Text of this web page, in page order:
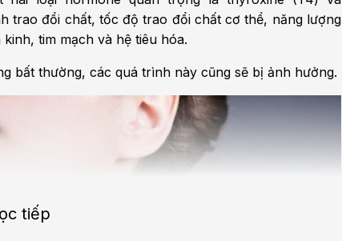
trao đổi chất, tốc độ trao đổi chất cơ thể, năng lượng
tim mạch và hệ tiêu hóa.
bất thường, các quá trình này cũng sẽ bị ảnh hưởng.
tiếp